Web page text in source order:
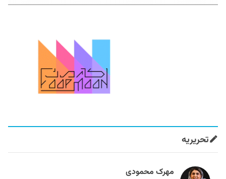
تحریریه
مهرک محمودی